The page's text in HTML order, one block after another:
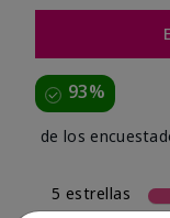
93%
de los
5 estrellas